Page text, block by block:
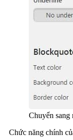
Chuyển sang
Chức năng chính